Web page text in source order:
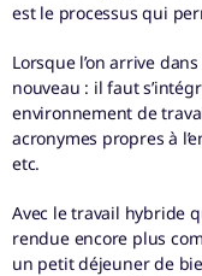
est le processus qui
Lorsque l’on arrive
nouveau : il faut
environnement de
acronymes propres à
etc.
Avec le travail hybride
rendue encore plus
un petit déjeuner de